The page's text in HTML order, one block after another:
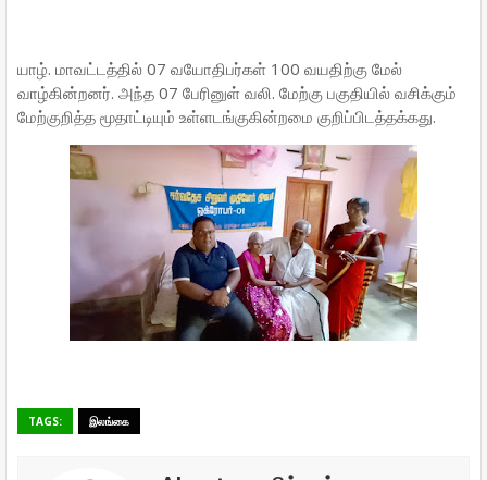
யாழ். மாவட்டத்தில் 07 வயோதிபர்கள் 100 வயதிற்கு மேல்
வாழ்கின்றனர். அந்த 07 பேரினுள் வலி. மேற்கு பகுதியில் வசிக்கும்
மேற்குறித்த மூதாட்டியும் உள்ளடங்குகின்றமை குறிப்பிடத்தக்கது.
TAGS: இலங்கை